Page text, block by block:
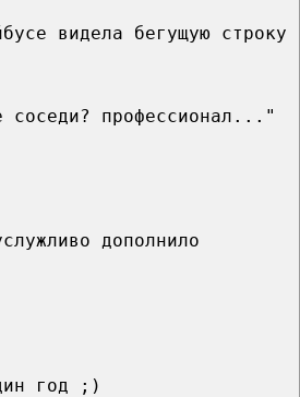
видела бегущую строку
соседи? профессионал..."
дополнило
год ;)